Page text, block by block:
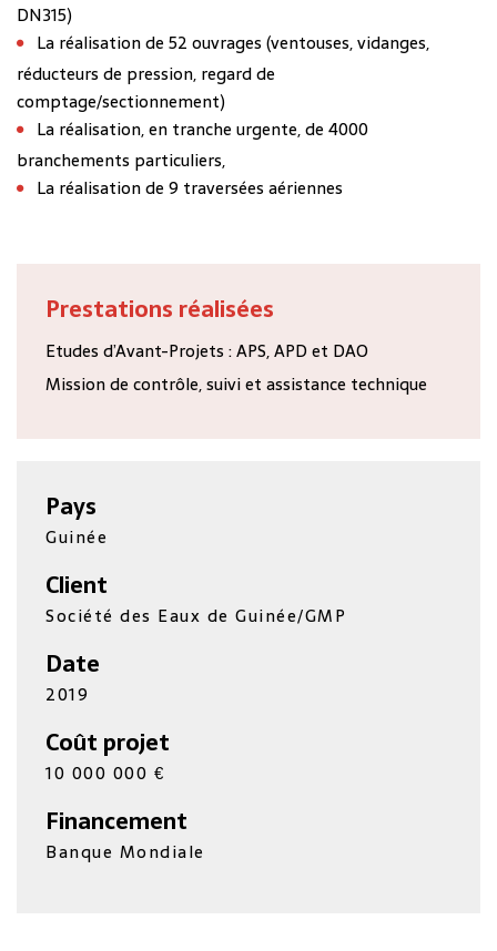
DN315)
La réalisation de 52 ouvrages (ventouses, vidanges,
réducteurs de pression, regard de
comptage/sectionnement)
La réalisation, en tranche urgente, de 4000
branchements particuliers,
La réalisation de 9 traversées aériennes
Prestations réalisées
Etudes d’Avant-Projets : APS, APD et DAO
Mission de contrôle, suivi et assistance technique
Pays
Guinée
Client
Société des Eaux de Guinée/GMP
Date
2019
Coût projet
10 000 000 €
Financement
Banque Mondiale